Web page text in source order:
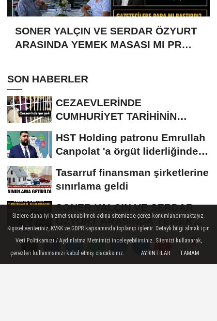
Yorumlar
Yorumlar
SONER YALÇIN VE SERDAR ÖZYURT
ARASINDA YEMEK MASASI MI PR
SON HABERLER
CEZAEVLERİNDE
CUMHURİYET TARİHİNİN
KİŞİ...
HST Holding patronu Emrullah
Canpolat 'a örgüt liderliğinden
Tasarruf finansman şirketlerine
sınırlama geldi
SONER YALÇIN VE SERDAR
ÖZYURT ARASINDA YEMEK
MASASI MI PR ANLAŞMASI...
ROK itirafçı oldu, Cem
Küçük'ün adını verdi!
Yorumlar
Sizlere daha iyi hizmet sunabilmek adına sitemizde çerez konumlandırmaktayız.
Kişisel verileriniz, KVKK ve GDPR kapsamında toplanıp işlenir. Detaylı bilgi almak için
Veri Politikamızı / Aydınlatma Metnimizi inceleyebilirsiniz. Sitemizi kullanarak,
çerezleri kullanmamızı kabul etmiş olacaksınız.
AYRINTILAR TAMAM